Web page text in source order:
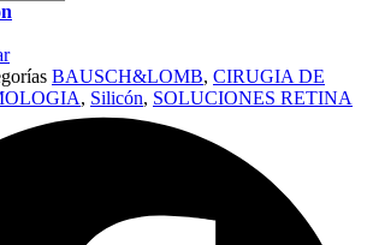
BAUSCH&LOMB, CIRUGIA DE
, Silicón, SOLUCIONES RETINA